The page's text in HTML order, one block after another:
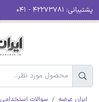
پشتیبانی:
ایران عرضه سوالات استخدامی